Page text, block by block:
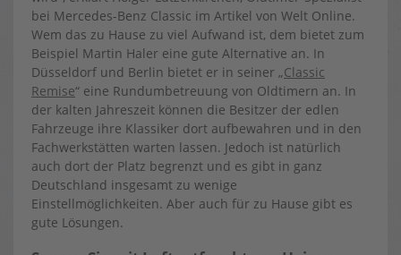
bei Mercedes-Benz Classic im Artikel von Welt Online.
Wem das zu Hause zu viel Aufwand ist, dem bietet zum
Beispiel Martin Haler eine gute Alternative an. In
Düsseldorf und Berlin bietet er in seiner „Classic
Remise“ eine Rundumbetreuung von Oldtimern an. In
der kalten Jahreszeit können die Besitzer der edlen
Fahrzeuge ihre Klassiker dort aufbewahren und in den
Fachwerkstätten warten lassen. Jedoch ist natürlich
auch dort der Platz begrenzt und es gibt in ganz
Deutschland insgesamt zu wenige
Einstellmöglichkeiten. Aber auch für zu Hause gibt es
gute Lösungen.